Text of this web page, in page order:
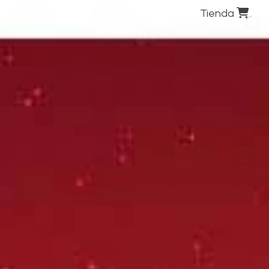
Tienda